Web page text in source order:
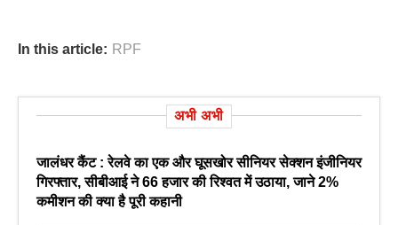
In this article: RPF
अभी अभी
जालंधर कैंट : रेलवे का एक और घूसखोर सीनियर सेक्शन इंजीनियर
गिरफ्तार, सीबीआई ने 66 हजार की रिश्वत में उठाया, जाने 2%
कमीशन की क्या है पूरी कहानी